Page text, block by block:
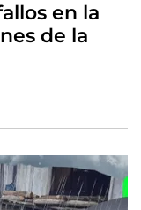
en la
de la